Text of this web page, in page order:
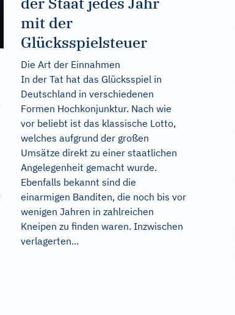
mit der
Glücksspielsteuer
Die Art der Einnahmen
In der Tat hat das Glücksspiel in
Deutschland in verschiedenen
Formen Hochkonjunktur. Nach wie
vor beliebt ist das klassische Lotto,
welches aufgrund der großen
Umsätze direkt zu einer staatlichen
Angelegenheit gemacht wurde.
Ebenfalls bekannt sind die
einarmigen Banditen, die noch bis vor
wenigen Jahren in zahlreichen
Kneipen zu finden waren. Inzwischen
verlagerten...